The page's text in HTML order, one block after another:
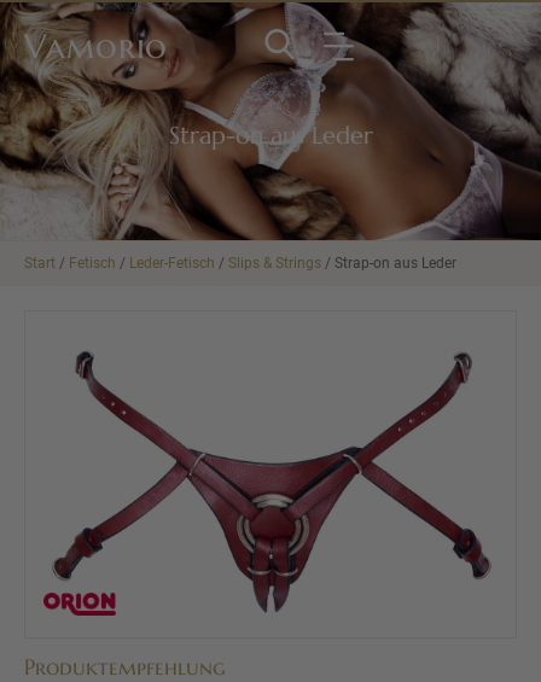
Vamorio
Strap-on aus Leder
Start / Fetisch / Leder-Fetisch / Slips & Strings / Strap-on aus Leder
Produktempfehlung